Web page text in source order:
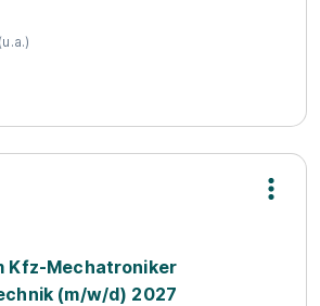
Kfz-Mechatroniker
(m/w/d) 2027